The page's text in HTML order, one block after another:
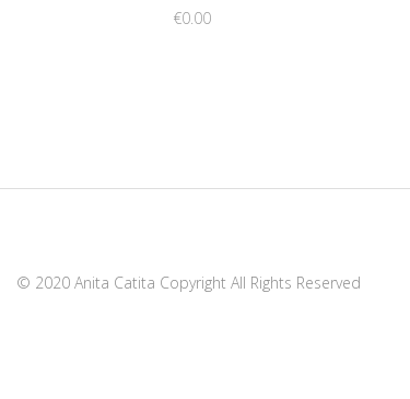
€0.00
© 2020 Anita Catita Copyright All Rights Reserved